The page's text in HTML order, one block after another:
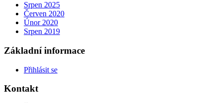
Srpen 2025
Červen 2020
Únor 2020
Srpen 2019
Základní informace
Přihlásit se
Kontakt